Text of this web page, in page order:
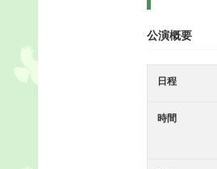
公演概要
日程
時間